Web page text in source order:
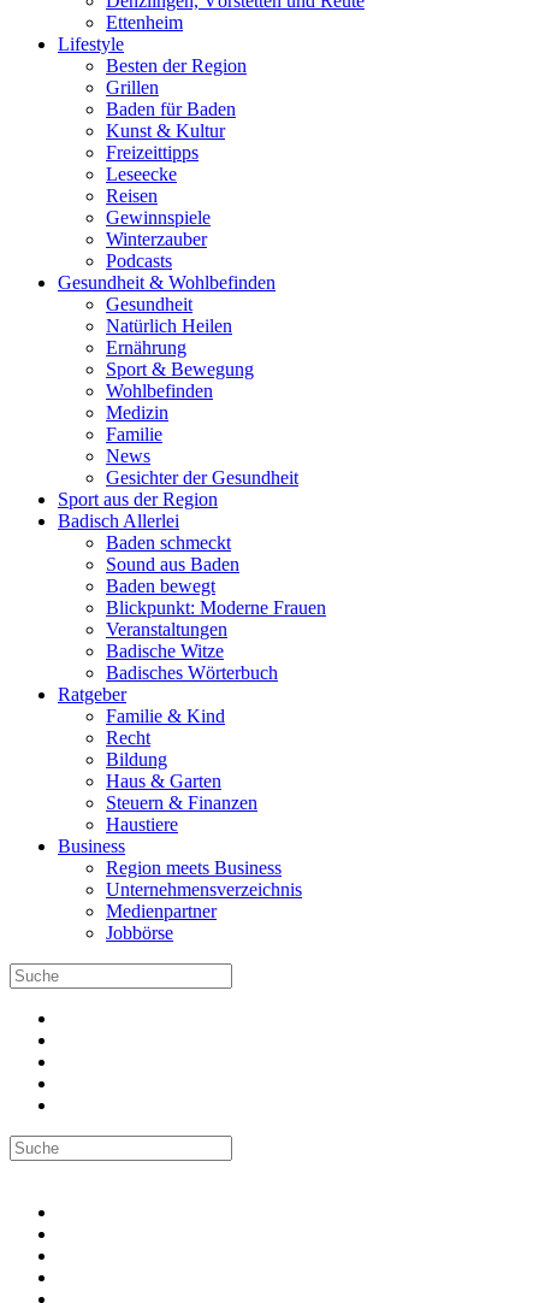
Ettenheim
Lifestyle
Besten der Region
Grillen
Baden für Baden
Kunst & Kultur
Freizeittipps
Leseecke
Reisen
Gewinnspiele
Winterzauber
Podcasts
Gesundheit & Wohlbefinden
Gesundheit
Natürlich Heilen
Ernährung
Sport & Bewegung
Wohlbefinden
Medizin
Familie
News
Gesichter der Gesundheit
Sport aus der Region
Badisch Allerlei
Baden schmeckt
Sound aus Baden
Baden bewegt
Blickpunkt: Moderne Frauen
Veranstaltungen
Badische Witze
Badisches Wörterbuch
Ratgeber
Familie & Kind
Recht
Bildung
Haus & Garten
Steuern & Finanzen
Haustiere
Business
Region meets Business
Unternehmensverzeichnis
Medienpartner
Jobbörse